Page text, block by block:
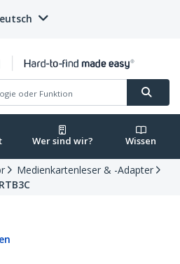
Wer sind wir? Wissen
Medienkartenleser & -Adapter